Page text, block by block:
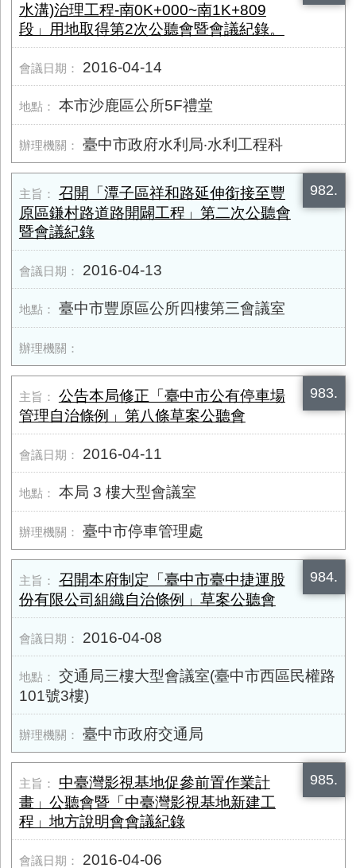
水溝)治理工程-南0K+000~南1K+809
段」用地取得第2次公聽會暨會議紀錄。
2016-04-14
本市沙鹿區公所5F禮堂
臺中市政府水利局‧水利工程科
982.
召開「潭子區祥和路延伸銜接至豐
原區鎌村路道路開闢工程」第二次公聽會
暨會議紀錄
2016-04-13
臺中市豐原區公所四樓第三會議室
983.
公告本局修正「臺中市公有停車場
管理自治條例」第八條草案公聽會
2016-04-11
本局 3 樓大型會議室
臺中市停車管理處
984.
召開本府制定「臺中市臺中捷運股
份有限公司組織自治條例」草案公聽會
2016-04-08
交通局三樓大型會議室(臺中市西區民權路
101號3樓)
臺中市政府交通局
985.
中臺灣影視基地促參前置作業計
畫」公聽會暨「中臺灣影視基地新建工
程」地方說明會會議紀錄
2016-04-06